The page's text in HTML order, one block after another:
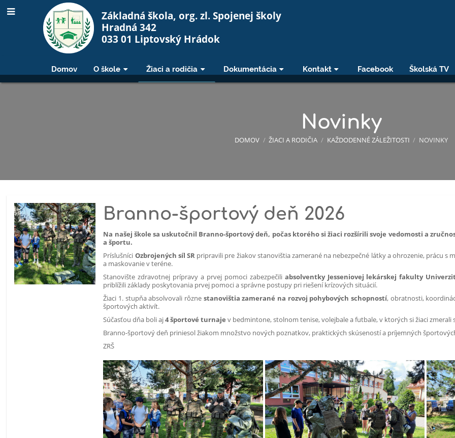
Základná škola, org. zl. Spojenej školy
Hradná 342
033 01 Liptovský Hrádok
Domov O škole Žiaci a rodičia Dokumentácia Kontakt Facebook Školská TV
Novinky
DOMOV / ŽIACI A RODIČIA / KAŽDODENNÉ ZÁLEŽITOSTI / NOVINKY
Novinky Branno-športový deň 2026
Na našej škole sa uskutočnil Branno-športový deň, počas ktorého si žiaci rozšírili svoje vedomosti a
a športu.
Príslušníci Ozbrojených síl SRpripravili pre žiakov stanovištia zamerané na nebezpečné látky a ohrozenie, prácu s
a maskovanie v teréne.
Stanovište zdravotnej prípravy a prvej pomoci zabezpečili absolventky Jesseniovej lekárskej fakulty
priblížili základy poskytovania prvej pomoci a správne postupy pri riešení krízových situácií.
Žiaci 1. stupňa absolvovali rôzne stanovištia zamerané na rozvoj pohybových schopností, obratnosti,
športových aktivít.
Súčasťou dňa boli aj4 športové turnaje v bedmintone, stolnom tenise, volejbale a futbale, v ktorých si žiaci zmerali
Branno-športový deň priniesol žiakom množstvo nových poznatkov, praktických skúseností a príjemných
ZRŠ